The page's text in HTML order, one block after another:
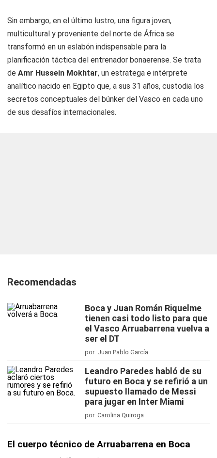
Sin embargo, en el último lustro, una figura joven,
multicultural y proveniente del norte de África se
transformó en un eslabón indispensable para la
planificación táctica del entrenador bonaerense. Se trata
de Amr Hussein Mokhtar, un estratega e intérprete
analítico nacido en Egipto que, a sus 31 años, custodia los
secretos conceptuales del búnker del Vasco en cada uno
de sus desafíos internacionales.
Recomendadas
Boca y Juan Román Riquelme
tienen casi todo listo para que
el Vasco Arruabarrena vuelva a
ser el DT
por Juan Pablo García
Leandro Paredes habló de su
futuro en Boca y se refirió a un
supuesto llamado de Messi
para jugar en Inter Miami
por Carolina Quiroga
El cuerpo técnico de Arruabarrena en Boca